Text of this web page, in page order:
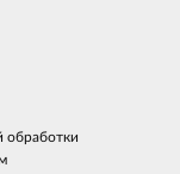
обработки